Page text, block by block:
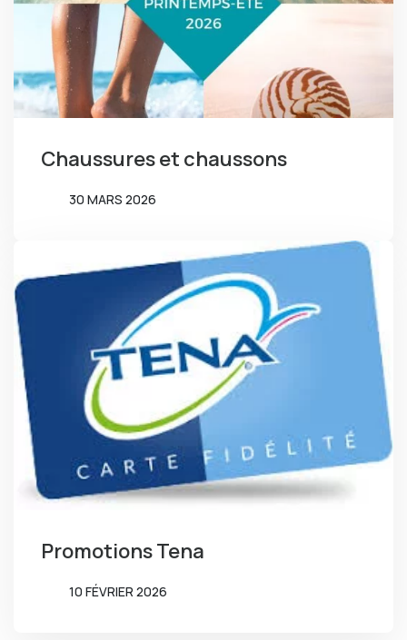
Chaussures et chaussons
30 MARS 2026
Promotions Tena
10 FÉVRIER 2026